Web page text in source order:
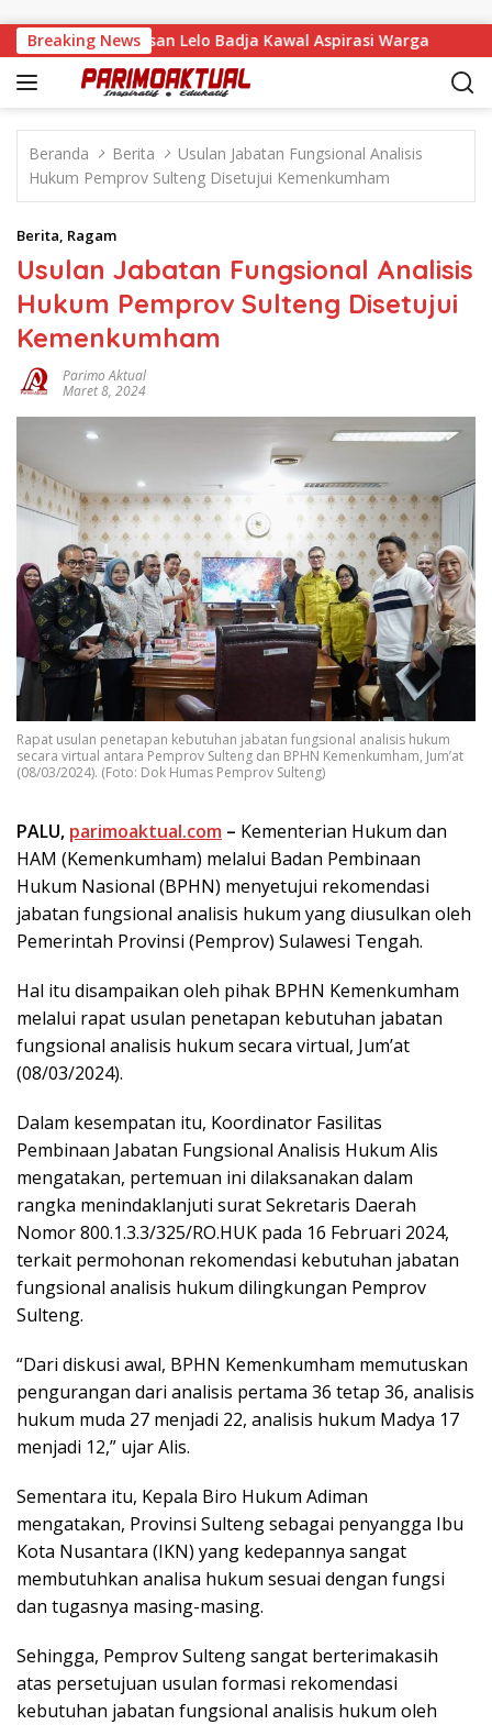
Breaking News
Tandaigi, Faisan Lelo Badja Kawal Aspirasi Warga
Beranda Berita
Usulan Jabatan Fungsional Analisis
Hukum Pemprov Sulteng Disetujui Kemenkumham
Berita, Ragam
Usulan Jabatan Fungsional Analisis
Hukum Pemprov Sulteng Disetujui
Kemenkumham
Parimo Aktual
Maret 8, 2024
Rapat usulan penetapan kebutuhan jabatan fungsional analisis hukum
secara virtual antara Pemprov Sulteng dan BPHN Kemenkumham, Jum’at
(08/03/2024). (Foto: Dok Humas Pemprov Sulteng)
PALU, parimoaktual.com – Kementerian Hukum dan
HAM (Kemenkumham) melalui Badan Pembinaan
Hukum Nasional (BPHN) menyetujui rekomendasi
jabatan fungsional analisis hukum yang diusulkan oleh
Pemerintah Provinsi (Pemprov) Sulawesi Tengah.
Hal itu disampaikan oleh pihak BPHN Kemenkumham
melalui rapat usulan penetapan kebutuhan jabatan
fungsional analisis hukum secara virtual, Jum’at
(08/03/2024).
Dalam kesempatan itu, Koordinator Fasilitas
Pembinaan Jabatan Fungsional Analisis Hukum Alis
mengatakan, pertemuan ini dilaksanakan dalam
rangka menindaklanjuti surat Sekretaris Daerah
Nomor 800.1.3.3/325/RO.HUK pada 16 Februari 2024,
terkait permohonan rekomendasi kebutuhan jabatan
fungsional analisis hukum dilingkungan Pemprov
Sulteng.
“Dari diskusi awal, BPHN Kemenkumham memutuskan
pengurangan dari analisis pertama 36 tetap 36, analisis
hukum muda 27 menjadi 22, analisis hukum Madya 17
menjadi 12,” ujar Alis.
Sementara itu, Kepala Biro Hukum Adiman
mengatakan, Provinsi Sulteng sebagai penyangga Ibu
Kota Nusantara (IKN) yang kedepannya sangat
membutuhkan analisa hukum sesuai dengan fungsi
dan tugasnya masing-masing.
Sehingga, Pemprov Sulteng sangat berterimakasih
atas persetujuan usulan formasi rekomendasi
kebutuhan jabatan fungsional analisis hukum oleh